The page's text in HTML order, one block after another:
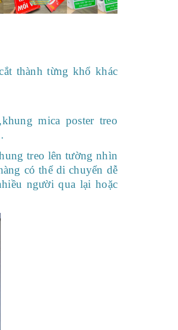
thành từng khổ khác
mica poster treo
treo lên tường nhìn
có thể di chuyển dễ
người qua lại hoặc